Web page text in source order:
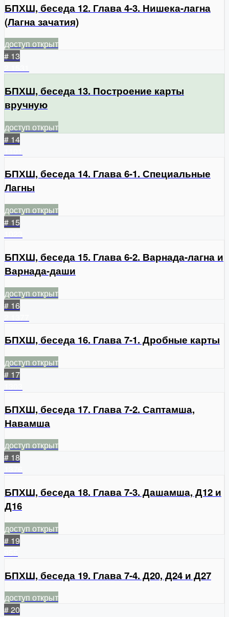
БПХШ, беседа 12. Глава 4-3. Нишека-лагна
(Лагна зачатия)
доступ открыт
# 13
БПХШ, беседа 13. Построение карты
вручную
доступ открыт
# 14
БПХШ, беседа 14. Глава 6-1. Специальные
Лагны
доступ открыт
# 15
БПХШ, беседа 15. Глава 6-2. Варнада-лагна и
Варнада-даши
доступ открыт
# 16
БПХШ, беседа 16. Глава 7-1. Дробные карты
доступ открыт
# 17
БПХШ, беседа 17. Глава 7-2. Саптамша,
Навамша
доступ открыт
# 18
БПХШ, беседа 18. Глава 7-3. Дашамша, Д12 и
Д16
доступ открыт
# 19
БПХШ, беседа 19. Глава 7-4. Д20, Д24 и Д27
доступ открыт
# 20